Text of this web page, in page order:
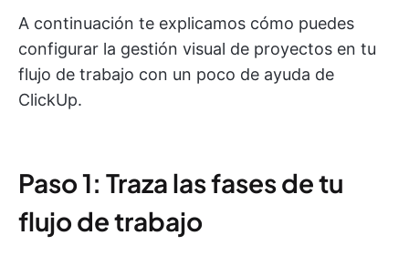
A continuación te explicamos cómo puedes
configurar la gestión visual de proyectos en tu
flujo de trabajo con un poco de ayuda de
ClickUp.
Paso 1: Traza las fases de tu
flujo de trabajo